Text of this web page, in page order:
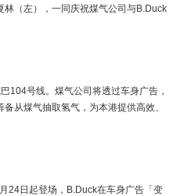
（左），一同庆祝煤气公司与B.Duck
104号线。煤气公司将透过车身广告，
从煤气抽取氢气，为本港提供高效、
24日起登场，B.Duck在车身广告「变